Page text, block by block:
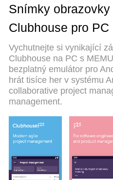
rychlá instalace a snadné
ovládání, žádná omezení
rušivá volání. Zcela nový
počítači. díky naší
instancí otevření 2 nebo
je nejdůležitější, náš
může uvolnit plný
vše plynulým a příjemným.
Snímky
Clubhouse pro PC
Vychutnejte si vynikající
Clubhouse na PC s
bezplatný emulátor pro
hrát tisíce her v systému
collaborative project
management.